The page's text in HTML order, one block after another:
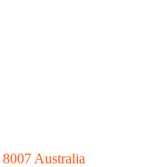
Australia